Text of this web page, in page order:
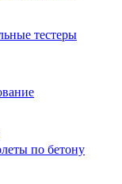
тестеры
по бетону